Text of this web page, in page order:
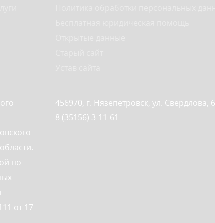
по
от 17
456970, г. Нязепетровск, ул. Свердлова, 6
8 (35156) 3-11-61